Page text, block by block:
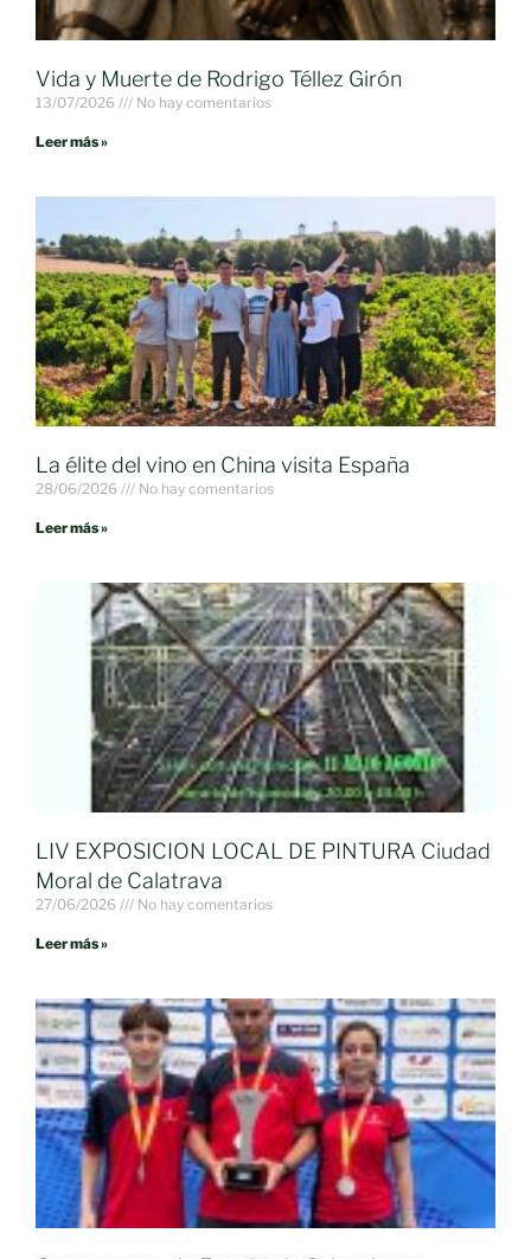
Vida y Muerte de Rodrigo Téllez Girón
13/07/2026 No hay comentarios
Leer más »
La élite del vino en China visita España
28/06/2026 No hay comentarios
Leer más »
LIV EXPOSICION LOCAL DE PINTURA Ciudad
Moral de Calatrava
27/06/2026 No hay comentarios
Leer más »